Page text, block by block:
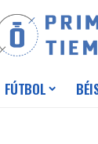
FÚTBOL